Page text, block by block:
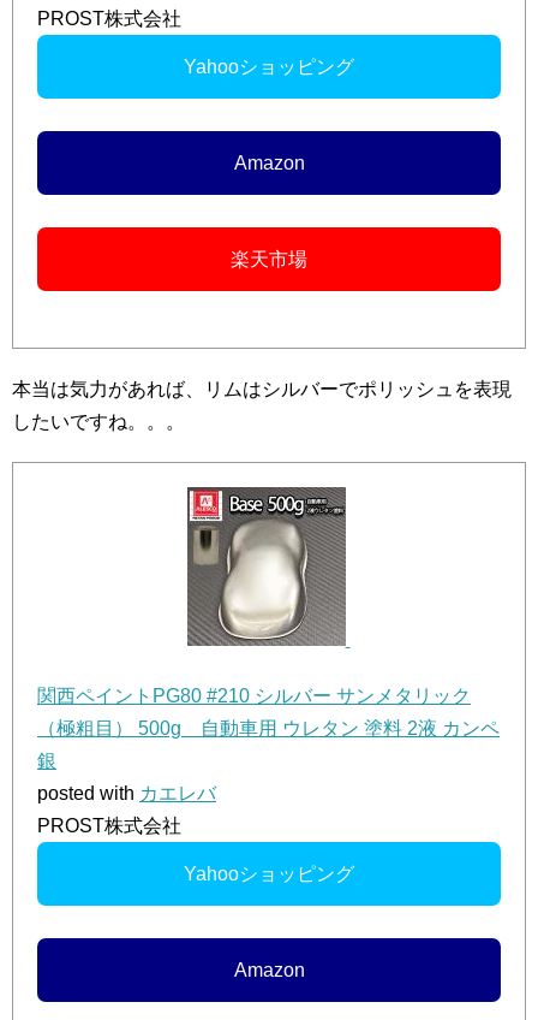
PROST株式会社
Yahooショッピング
Amazon
楽天市場
本当は気力があれば、リムはシルバーでポリッシュを表現
したいですね。。。
関西ペイントPG80 #210 シルバー サンメタリック
（極粗目） 500g 自動車用 ウレタン 塗料 2液 カンペ
銀
posted with カエレバ
PROST株式会社
Yahooショッピング
Amazon